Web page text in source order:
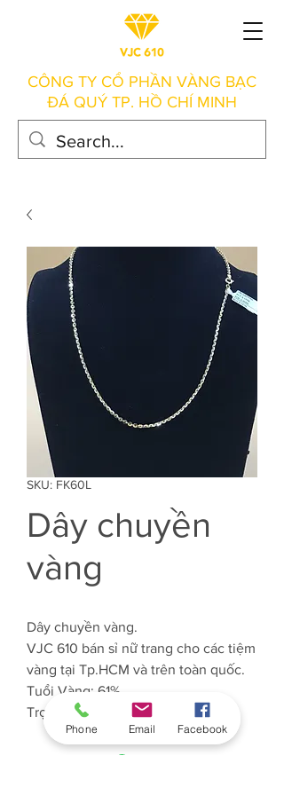
CÔNG TY CỔ PHẦN VÀNG BẠC
ĐÁ QUÝ TP. HỒ CHÍ MINH
SKU: FK60L
Dây chuyền
vàng
Dây chuyền vàng.
VJC 610 bán sỉ nữ trang cho các tiệm
vàng tại Tp.HCM và trên toàn quốc.
Tuổi Vàng: 61%
Trọng lượng Vàng: Khoảng 1.4 chỉ
Phone Email Facebook